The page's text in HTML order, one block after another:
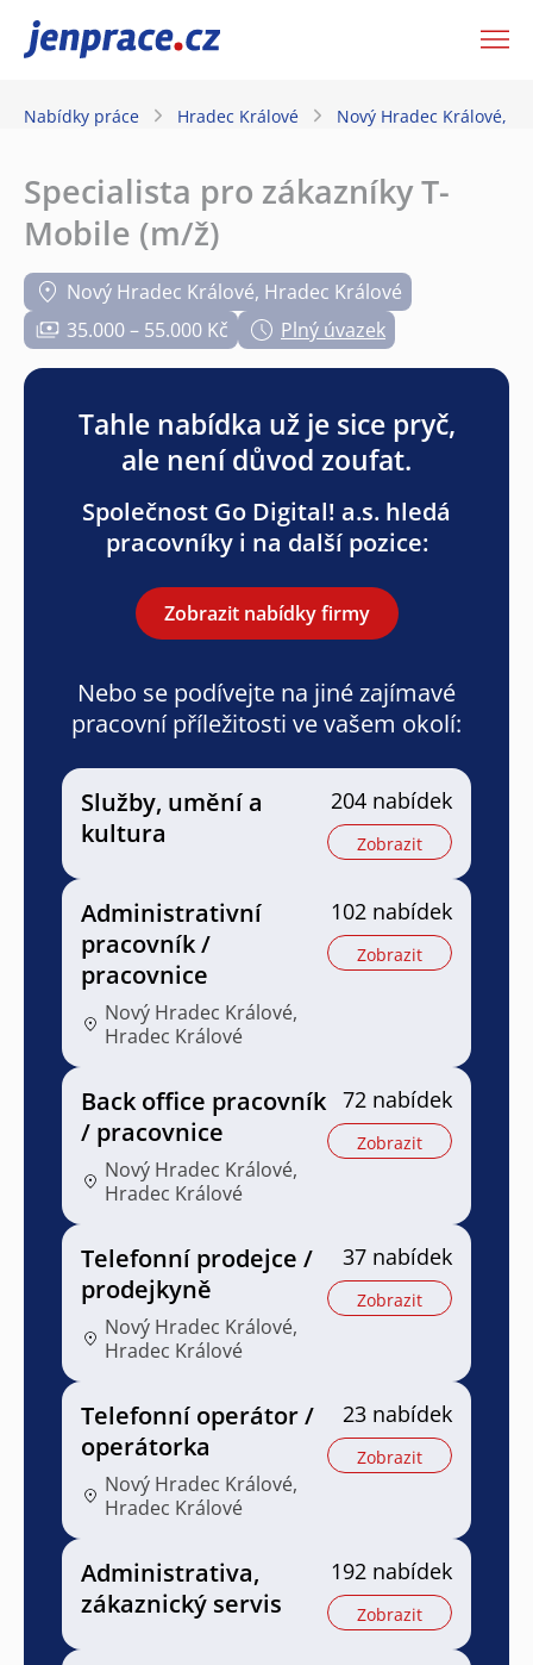
JenPráce.cz
Nabídky práce Hradec Králové Nový Hradec Králové,
Specialista pro zákazníky T-
Mobile (m/ž)
Nový Hradec Králové, Hradec Králové
35.000 – 55.000 Kč
Plný úvazek
Tahle nabídka už je sice pryč,
ale není důvod zoufat.
Společnost Go Digital! a.s. hledá
pracovníky i na další pozice:
Zobrazit nabídky firmy
Nebo se podívejte na jiné zajímavé
pracovní příležitosti ve vašem okolí:
Služby, umění a
kultura
204 nabídek
Zobrazit
Administrativní
pracovník /
pracovnice
Nový Hradec Králové,
Hradec Králové
102 nabídek
Zobrazit
Back office pracovník
/ pracovnice
Nový Hradec Králové,
Hradec Králové
72 nabídek
Zobrazit
Telefonní prodejce /
prodejkyně
Nový Hradec Králové,
Hradec Králové
37 nabídek
Zobrazit
Telefonní operátor /
operátorka
Nový Hradec Králové,
Hradec Králové
23 nabídek
Zobrazit
Administrativa,
zákaznický servis
192 nabídek
Zobrazit